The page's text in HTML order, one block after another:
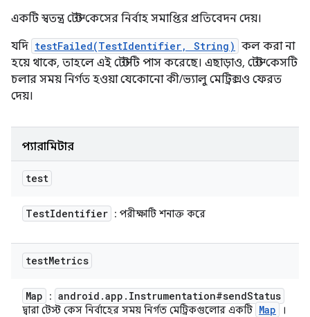
একটি স্বতন্ত্র টেস্ট কেসের নির্বাহ সমাপ্তির প্রতিবেদন দেয়।
যদি testFailed(TestIdentifier, String) কল করা না
হয়ে থাকে, তাহলে এই টেস্টটি পাস করেছে। এছাড়াও, টেস্ট কেসটি
চলার সময় নির্গত হওয়া যেকোনো কী/ভ্যালু মেট্রিক্সও ফেরত
দেয়।
প্যারামিটার
test
TestIdentifier : পরীক্ষাটি শনাক্ত করে
testMetrics
Map : android .app . Instrumentation#sendStatus
দ্বারা টেস্ট কেস নির্বাহের সময় নির্গত মেট্রিকগুলোর একটি Map
।